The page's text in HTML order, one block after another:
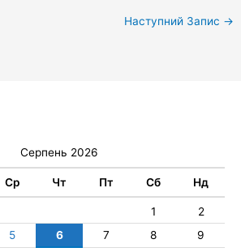
Наступний Запис →
Серпень 2026
Ср Чт Пт Сб Нд
1
2
5 6 7 8
9